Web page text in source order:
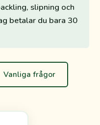
slipning och
betalar du bara 30
Vanliga frågor